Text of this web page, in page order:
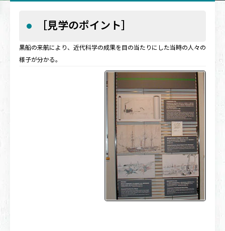
［見学のポイント］
黒船の来航により、近代科学の成果を目の当たりにした当時の人々の
様子が分かる。